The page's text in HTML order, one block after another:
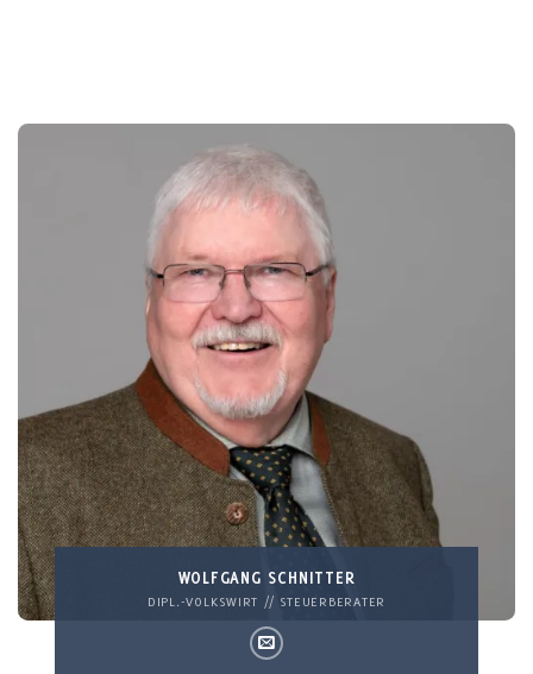
WOLFGANG SCHNITTER
DIPL.-VOLKSWIRT // STEUERBERATER